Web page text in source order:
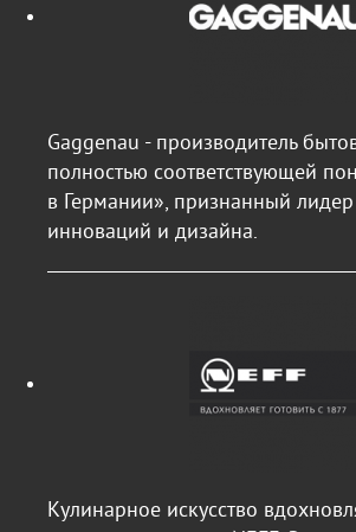
Gaggenau - производитель
полностью соответствующей
в Германии», признанный лидер
инноваций и дизайна.
Кулинарное искусство